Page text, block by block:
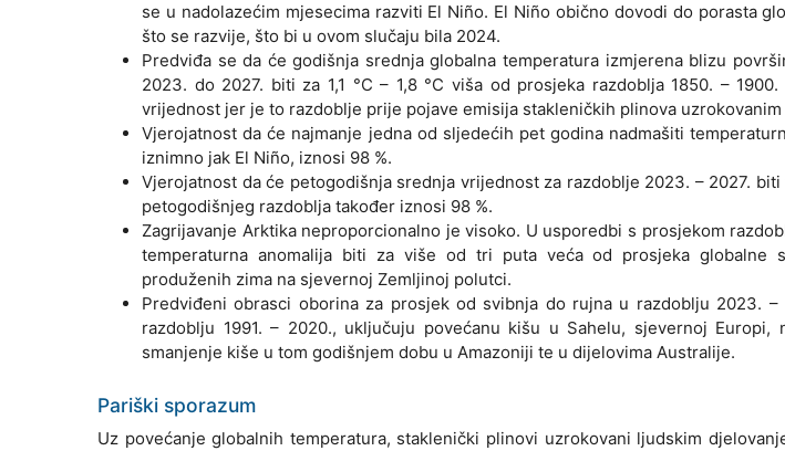
se u nadolazećim mjesecima razviti El Niño. El Niño obično dovodi do porasta
što se razvije, što bi u ovom slučaju bila 2024.
Predviđa se da će godišnja srednja globalna temperatura izmjerena blizu
2023. do 2027. biti za 1,1 °C – 1,8 °C viša od prosjeka razdoblja 1850. –
vrijednost jer je to razdoblje prije pojave emisija stakleničkih plinova
Vjerojatnost da će najmanje jedna od sljedećih pet godina nadmašiti
iznimno jak El Niño, iznosi 98 %.
Vjerojatnost da će petogodišnja srednja vrijednost za razdoblje 2023. – 2027.
petogodišnjeg razdoblja također iznosi 98 %.
Zagrijavanje Arktika neproporcionalno je visoko. U usporedbi s prosjekom
temperaturna anomalija biti za više od tri puta veća od prosjeka globalne
produženih zima na sjevernoj Zemljinoj polutci.
Predviđeni obrasci oborina za prosjek od svibnja do rujna u razdoblju 2023.
razdoblju 1991. – 2020., uključuju povećanu kišu u Sahelu, sjevernoj
smanjenje kiše u tom godišnjem dobu u Amazoniji te u dijelovima Australije.
Pariški sporazum
Uz povećanje globalnih temperatura, staklenički plinovi uzrokovani ljudskim